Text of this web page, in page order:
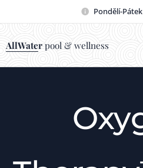
Pondělí-
AllWater pool & wellness